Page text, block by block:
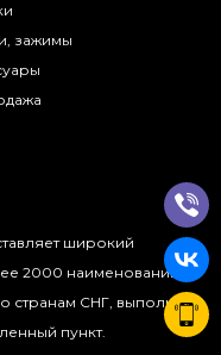
зажимы
широкий
2000 наименований.
странам СНГ, выполняя
пункт.